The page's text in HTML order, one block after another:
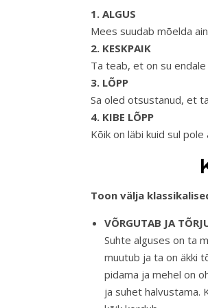
1. ALGUS
Mees suudab mõelda
2. KESKPAIK
Ta teab, et on su
3. LÕPP
Sa oled otsustanud, et
4. KIBE LÕPP
Kõik on läbi kuid sul
Toon välja
VÕRGUTAB JA
Suhte alguses on ta
muutub ja ta on äkki
pidama ja mehel on
ja suhet halvustama.